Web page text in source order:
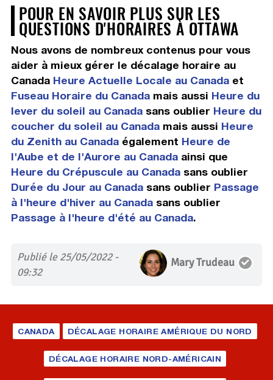
POUR EN SAVOIR PLUS SUR LES
QUESTIONS D'HORAIRES À OTTAWA
Nous avons de nombreux contenus pour vous
aider à mieux gérer le décalage horaire au
Canada Heure Actuelle Locale au Canadaet
Fuseau Horaire du Canadamais aussi Heure du
lever du soleil au Canadasans oublier Heure du
coucher du soleil au Canadamais aussi Heure
du Zenith au Canadaégalement Heure de
l'Aube et de l'Aurore au Canadaainsi que
Heure du Crépuscule au Canadasans oublier
Durée du Jour au Canadasans oublier Passage
à l'heure d'hiver au Canadasans oublier
Passage à l'heure d'été au Canada.
Publié le 25/05/2022 -
09:32
Mary Trudeau
CANADA DÉCALAGE HORAIRE AMÉRIQUE DU NORD
DÉCALAGE HORAIRE NORD-AMÉRICAIN